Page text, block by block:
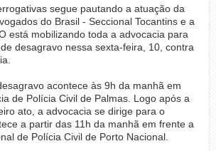
segue pautando a atuação da
do Brasil - Seccional Tocantins e a
está mobilizando toda a advocacia para
desagravo nessa sexta-feira, 10, contra
acontece às 9h da manhã em
de Polícia Civil de Palmas. Logo após a
ato, a advocacia se dirige para o
a partir das 11h da manhã em frente a
de Polícia Civil de Porto Nacional.